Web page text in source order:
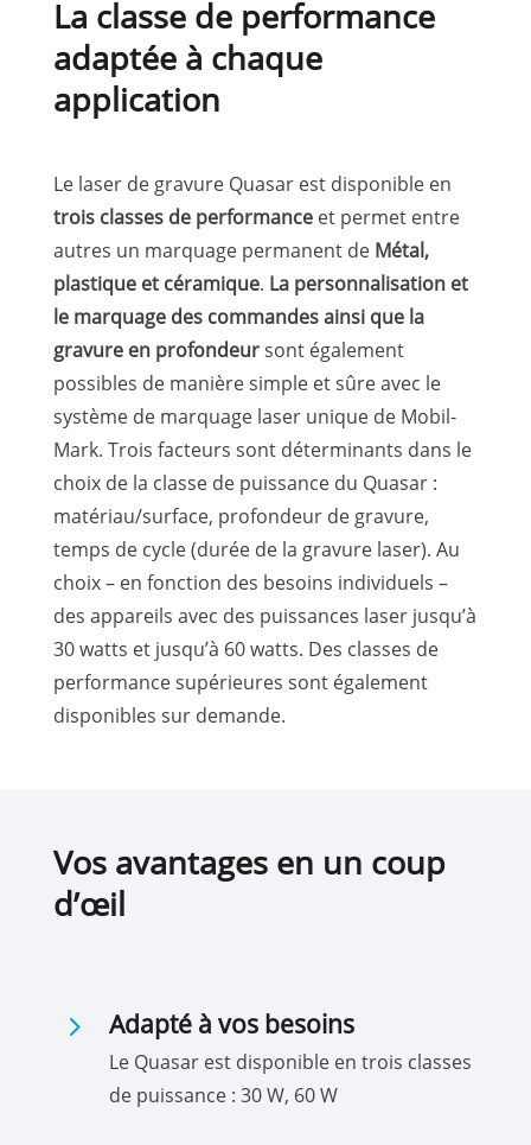
La classe de performance
adaptée à chaque
application
Le laser de gravure Quasar est disponible en
trois classes de performanceet permet entre
autres un marquage permanent de Métal,
plastique et céramique. La personnalisation et
le marquage des commandes ainsi que la
gravure en profondeursont également
possibles de manière simple et sûre avec le
système de marquage laser unique de Mobil-
Mark. Trois facteurs sont déterminants dans le
choix de la classe de puissance du Quasar :
matériau/surface, profondeur de gravure,
temps de cycle (durée de la gravure laser). Au
choix – en fonction des besoins individuels –
des appareils avec des puissances laser jusqu’à
30 watts et jusqu’à 60 watts. Des classes de
performance supérieures sont également
disponibles sur demande.
Vos avantages en un coup
d’œil
5 Adapté à vos besoins
Le Quasar est disponible en trois classes
de puissance : 30 W, 60 W